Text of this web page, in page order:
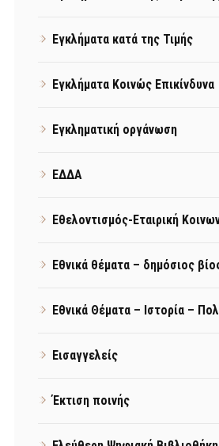
Εγκλήματα κατά της Τιμής
Εγκλήματα Κοινώς Επικίνδυνα
Εγκληματική οργάνωση
ΕΔΔΑ
Εθελοντισμός-Εταιρική
Εθνικά θέματα – δημόσιος
Εθνικά Θέματα – Ιστορία –
Εισαγγελείς
Έκτιση ποινής